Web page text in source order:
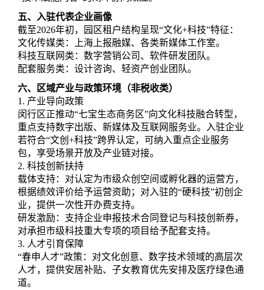
五、入驻代表企业画像
截至2026年初，园区租户结构呈现“文化+科技”特征：
文化传媒类：上海上报融媒、各类新媒体工作室。
科技互联网类：数字营销公司、软件研发团队。
配套服务类：设计咨询、轻资产创业团队。
六、区域产业与政策环境（非税收类）
1. 产业导向政策
闵行区正推动“七宝生态商务区”向文化科技融合转型，
重点支持数字出版、新媒体及互联网服务业。入驻企业
若符合“文创+科技”跨界认定，可纳入重点企业服务
包，享受场景开放及产业链对接。
2. 科技创新扶持
载体支持：对认定为市级众创空间或孵化器的运营方，
根据绩效评价给予运营资助；对入驻的“硬科技”初创企
业，提供一次性开办费支持。
研发激励：支持企业申报技术合同登记与科技创新券，
对承担市级科技重大专项的项目给予配套支持。
3. 人才引育保障
“春申人才”政策：对文化创意、数字技术领域的高层次
人才，提供安居补贴、子女教育优先安排及医疗绿色通
道。